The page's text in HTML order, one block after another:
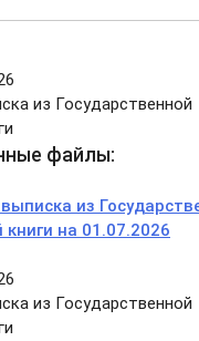
из Государственной
файлы:
из
книги на 01.07.2026
из Государственной